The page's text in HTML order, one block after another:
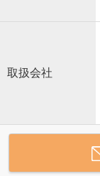
取扱会社